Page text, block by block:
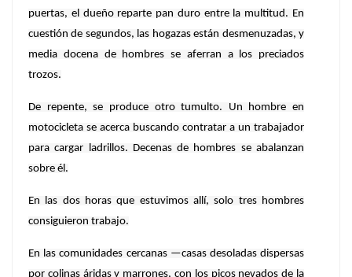
puertas, el dueño reparte pan duro entre la multitud. En
cuestión de segundos, las hogazas están desmenuzadas, y
media docena de hombres se aferran a los preciados
trozos.
De repente, se produce otro tumulto. Un hombre en
motocicleta se acerca buscando contratar a un trabajador
para cargar ladrillos. Decenas de hombres se abalanzan
sobre él.
En las dos horas que estuvimos allí, solo tres hombres
consiguieron trabajo.
En las comunidades cercanas —casas desoladas dispersas
por colinas áridas y marrones, con los picos nevados de la